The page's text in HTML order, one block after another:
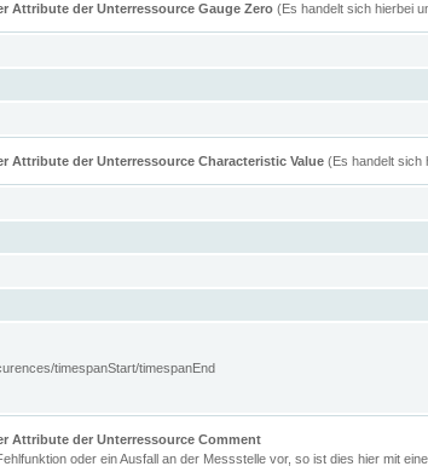
Attribute der Unterressource Gauge Zero (Es handelt sich hierbei
Attribute der Unterressource Characteristic Value (Es handelt sich
timespanStart/timespanEnd
Attribute der Unterressource Comment
oder ein Ausfall an der Messstelle vor, so ist dies hier mit